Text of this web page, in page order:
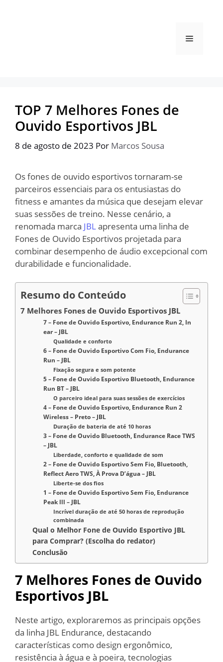
Menu
TOP 7 Melhores Fones de
Ouvido Esportivos JBL
8 de agosto de 2023 Por Marcos Sousa
Os fones de ouvido esportivos tornaram-se
parceiros essenciais para os entusiastas do
fitness e amantes da música que desejam elevar
suas sessões de treino. Nesse cenário, a
renomada marca JBL apresenta uma linha de
Fones de Ouvido Esportivos projetada para
combinar desempenho de áudio excepcional com
durabilidade e funcionalidade.
Resumo do Conteúdo
7 Melhores Fones de Ouvido Esportivos JBL
7 – Fone de Ouvido Esportivo, Endurance Run 2, In
ear – JBL
Qualidade e conforto
6 – Fone de Ouvido Esportivo Com Fio, Endurance
Run – JBL
Fixação segura e som potente
5 – Fone de Ouvido Esportivo Bluetooth, Endurance
Run BT – JBL
O parceiro ideal para suas sessões de exercícios
4 – Fone de Ouvido Esportivo, Endurance Run 2
Wireless – Preto – JBL
Duração de bateria de até 10 horas
3 – Fone de Ouvido Bluetooth, Endurance Race TWS
– JBL
Liberdade, conforto e qualidade de som
2 – Fone de Ouvido Esportivo Sem Fio, Bluetooth,
Reflect Aero TWS, À Prova D’água – JBL
Liberte-se dos fios
1 – Fone de Ouvido Esportivo Sem Fio, Endurance
Peak lll – JBL
Incrível duração de até 50 horas de reprodução
combinada
Qual o Melhor Fone de Ouvido Esportivo JBL
para Comprar? (Escolha do redator)
Conclusão
7 Melhores Fones de Ouvido
Esportivos JBL
Neste artigo, exploraremos as principais opções
da linha JBL Endurance, destacando
características como design ergonômico,
resistência à água e à poeira, tecnologias